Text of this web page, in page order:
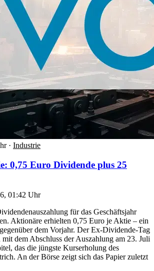
· Industrie
0,75 Euro Dividende plus 25
01:42 Uhr
für das Geschäftsjahr
Aktionäre erhielten 0,75 Euro je Aktie – ein
dem Vorjahr. Der Ex-Dividende-Tag
dem Abschluss der Auszahlung am 23. Juli
das die jüngste Kurserholung des
An der Börse zeigt sich das Papier zuletzt